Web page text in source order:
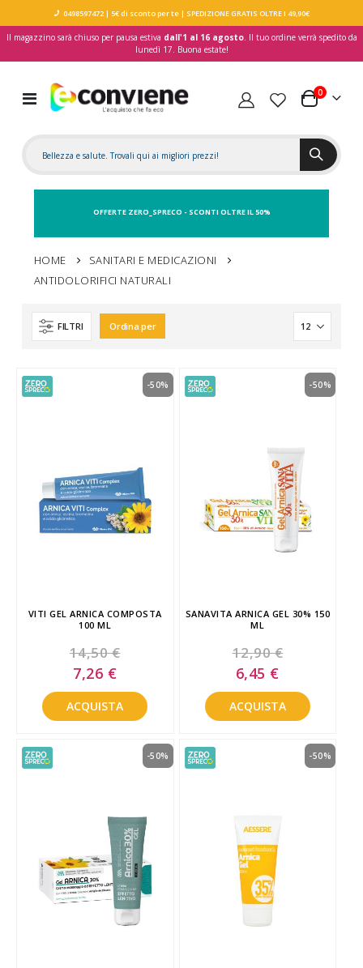
0498597472| 5€ di sconto per te| SPEDIZIONE GRATIS OLTRE I 49,90€
Il magazzino sarà chiuso per pausa estiva dall'1 al 16 agosto. Il tuo ordine verrà spedito da
lunedì 17. Buona estate!
Toggle
Nav
Carrello
0elementi
OFFERTE ZERO_SPRECO - SCONTI OLTRE IL 50%
HOME
SANITARI E MEDICAZIONI
ANTIDOLORIFICI NATURALI
FILTRI Ordina per
VITI GEL ARNICA COMPOSTA
100 ML
14,50 €
-50%
Special
Price
7,26 €
ACQUISTA
SANAVITA ARNICA GEL 30% 150
ML
12,90 €
-50%
Special
Price
6,45 €
ACQUISTA
-50% -50%